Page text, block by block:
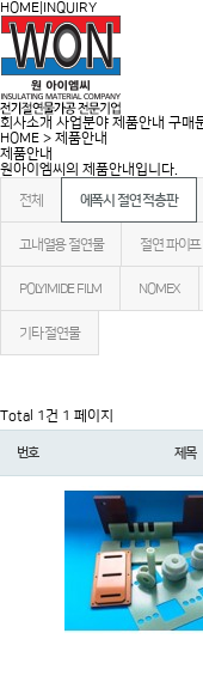
HOME INQUIRY
회사소개 사업분야 제품안내 구매
HOME > 제품안내
제품안내
원아이엠씨의 제품안내입니다.
전체
에폭시 절연 적층판
고내열용 절연물 절연 파이프
POLYIMIDE FILM NOMEX
기타 절연물
Total 1건 1 페이지
번호 제목